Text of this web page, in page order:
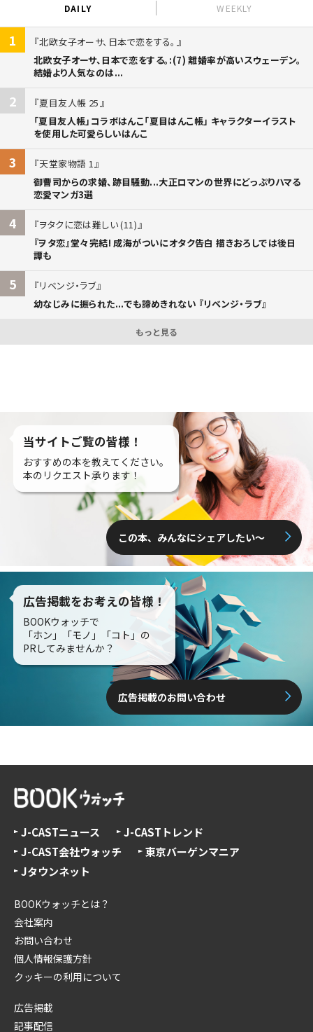
DAILY WEEKLY
1
北欧女子オーサ、日本で恋をする。
北欧女子オーサ、日本で恋をする。:(7) 離婚率が高いスウェーデン。
結婚より人気なのは...
2
夏目友人帳 25
「夏目友人帳」コラボはんこ「夏目はんこ帳」 キャラクターイラスト
を使用した可愛らしいはんこ
3
天堂家物語 1
御曹司からの求婚、跡目騒動...大正ロマンの世界にどっぷりハマる
恋愛マンガ3選
4
ヲタクに恋は難しい (11)
『ヲタ恋』堂々完結! 成海がついにオタク告白 描きおろしでは後日
譚も
5
リベンジ・ラブ
幼なじみに振られた...でも諦めきれない 『リベンジ・ラブ』
もっと見る
当サイトご覧の皆様！
おすすめの本を教えてください。
本のリクエスト承ります！
この本、みんなにシェアしたい〜
広告掲載をお考えの皆様！
BOOKウォッチで
「ホン」「モノ」「コト」の
PRしてみませんか？
広告掲載のお問い合わせ
J-CASTニュース
J-CASTトレンド
J-CAST会社ウォッチ
東京バーゲンマニア
Jタウンネット
BOOKウォッチとは？
会社案内
お問い合わせ
個人情報保護方針
クッキーの利用について
広告掲載
記事配信